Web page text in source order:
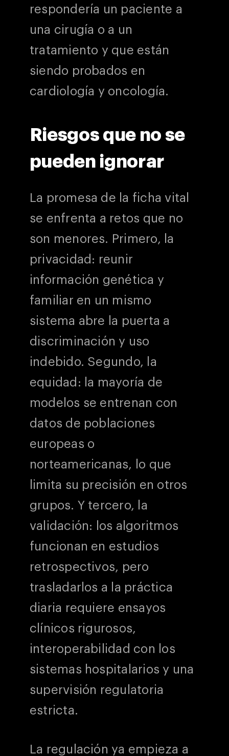
respondería un paciente a
una cirugía o a un
tratamiento y que están
siendo probados en
cardiología y oncología.
Riesgos que no se
pueden ignorar
La promesa de la ficha vital
se enfrenta a retos que no
son menores. Primero, la
privacidad: reunir
información genética y
familiar en un mismo
sistema abre la puerta a
discriminación y uso
indebido. Segundo, la
equidad: la mayoría de
modelos se entrenan con
datos de poblaciones
europeas o
norteamericanas, lo que
limita su precisión en otros
grupos. Y tercero, la
validación: los algoritmos
funcionan en estudios
retrospectivos, pero
trasladarlos a la práctica
diaria requiere ensayos
clínicos rigurosos,
interoperabilidad con los
sistemas hospitalarios y una
supervisión regulatoria
estricta.
La regulación ya empieza a